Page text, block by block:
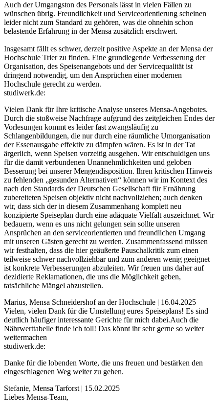
Auch der Umgangston des Personals lässt in vielen Fällen zu
wünschen übrig. Freundlichkeit und Serviceorientierung scheinen
leider nicht zum Standard zu gehören, was die ohnehin schon
belastende Erfahrung in der Mensa zusätzlich erschwert.
Insgesamt fällt es schwer, derzeit positive Aspekte an der Mensa der
Hochschule Trier zu finden. Eine grundlegende Verbesserung der
Organisation, des Speisenangebots und der Servicequalität ist
dringend notwendig, um den Ansprüchen einer modernen
Hochschule gerecht zu werden.
studiwerk.de:
Vielen Dank für Ihre kritische Analyse unseres Mensa-Angebotes.
Durch die stoßweise Nachfrage aufgrund des zeitgleichen Endes der
Vorlesungen kommt es leider fast zwangsläufig zu
Schlangenbildungen, die nur durch eine räumliche Umorganisation
der Essenausgabe effektiv zu dämpfen wären. Es ist in der Tat
ärgerlich, wenn Speisen vorzeitig ausgehen. Wir entschuldigen uns
für die damit verbundenen Unannehmlichkeiten und geloben
Besserung bei unserer Mengendisposition. Ihren kritischen Hinweis
zu fehlenden „gesunden Alternativen“ können wir im Kontext des
nach den Standards der Deutschen Gesellschaft für Ernährung
zubereiteten Speisen objektiv nicht nachvollziehen; auch denken
wir, dass sich der in diesem Zusammenhang komplett neu
konzipierte Speiseplan durch eine adäquate Vielfalt auszeichnet. Wir
bedauern, wenn es uns nicht gelungen sein sollte unseren
Ansprüchen an den serviceorientierten und freundlichen Umgang
mit unseren Gästen gerecht zu werden. Zusammenfassend müssen
wir festhalten, dass die hier geäußerte Pauschalkritik zum einen
teilweise schwer nachvollziehbar und zum anderen wenig geeignet
ist konkrete Verbesserungen abzuleiten. Wir freuen uns daher auf
dezidierte Reklamationen, die uns die Möglichkeit geben,
tatsächliche Mängel abzustellen.
Marius, Mensa Schneidershof an der Hochschule | 16.04.2025
Vielen, vielen Dank für die Umstellung eures Speiseplans! Es sind
deutlich häufiger interessante Gerichte für mich dabei.Auch die
Nährwerttabelle finde ich toll! Das könnt ihr sehr gerne so weiter
weitermachen
studiwerk.de:
Danke für die lobenden Worte, die uns freuen und bestärken den
eingeschlagenen Weg weiter zu gehen.
Stefanie, Mensa Tarforst | 15.02.2025
Liebes Mensa-Team,